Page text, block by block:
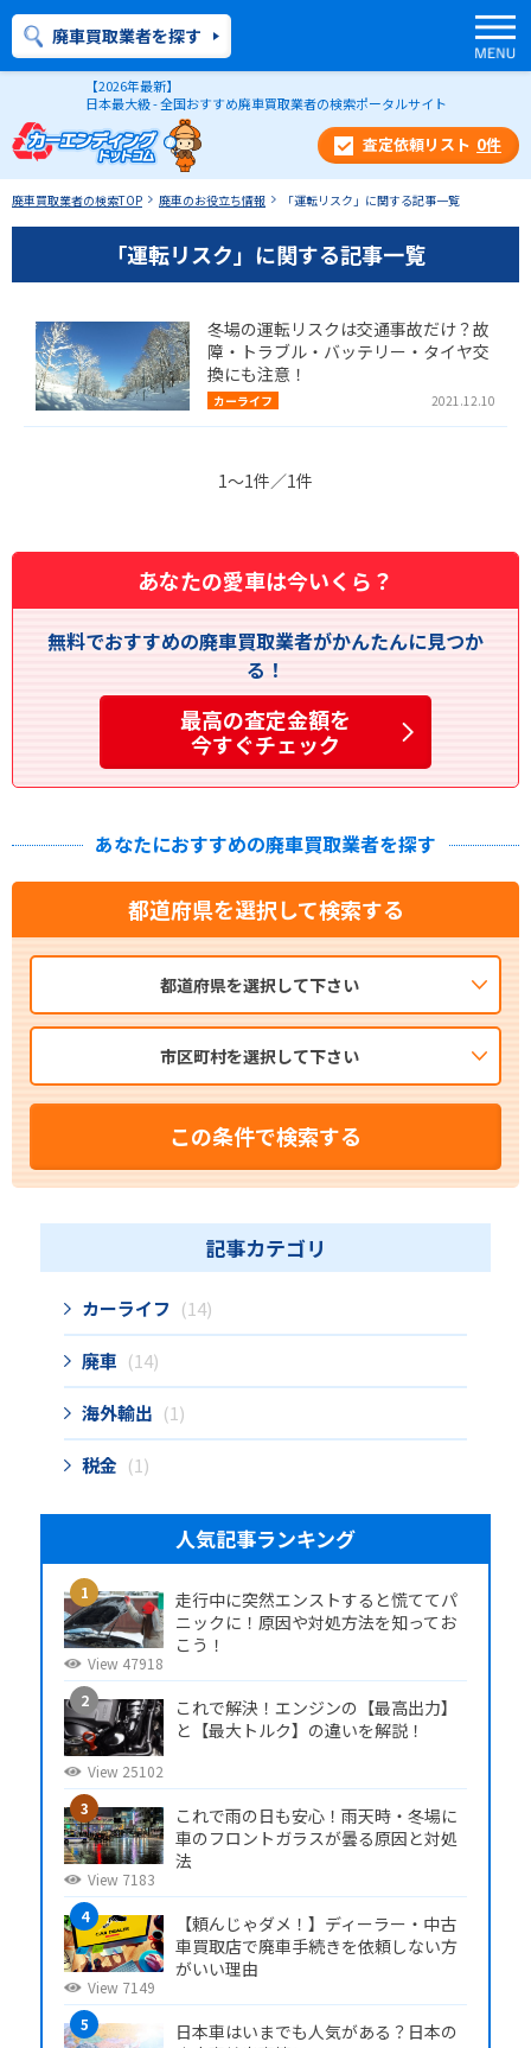
【2026年最新】
日本最大級 - 全国おすすめ廃車買取業者の検索ポータルサイト
0件
廃車買取業者を探す
廃車買取業者の検索TOP 廃車のお役立ち情報 「運転リスク」に関する記事一覧
「運転リスク」に関する記事一覧
冬場の運転リスクは交通事故だけ？故
障・トラブル・バッテリー・タイヤ交
換にも注意！
カーライフ 2021.12.10
1～1件／1件
あなたの愛車は今いくら？
無料でおすすめの廃車買取業者がかんたんに見つか
る！
最高の査定金額を
今すぐチェック
あなたにおすすめの廃車買取業者を探す
都道府県を選択して検索する
都道府県を選択して下さい
市区町村を選択して下さい
この条件で検索する
記事カテゴリ
カーライフ (14)
廃車 (14)
海外輸出 (1)
税金 (1)
人気記事ランキング
走行中に突然エンストすると慌ててパ
ニックに！原因や対処方法を知ってお
こう！
View 47918
これで解決！エンジンの【最高出力】
と【最大トルク】の違いを解説！
View 25102
これで雨の日も安心！雨天時・冬場に
車のフロントガラスが曇る原因と対処
法
View 7183
【頼んじゃダメ！】ディーラー・中古
車買取店で廃車手続きを依頼しない方
がいい理由
View 7149
日本車はいまでも人気がある？日本の